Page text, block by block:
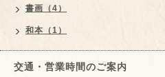
書画（4）
和本（1）
交通・営業時間のご案内